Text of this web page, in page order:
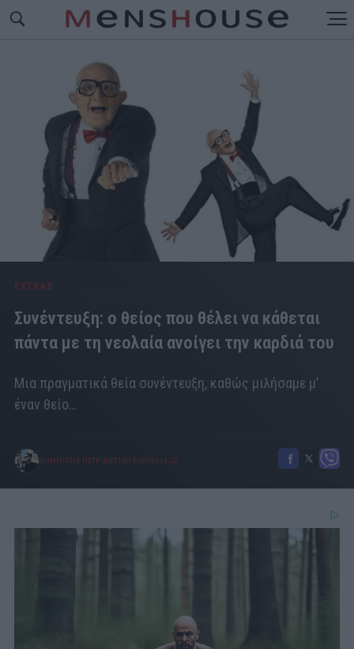
EXTRAS
Συνέντευξη: ο θείος που θέλει να κάθεται
πάντα με τη νεολαία ανοίγει την καρδιά του
Μια πραγματικά θεία συνέντευξη, καθώς μιλήσαμε μ’
έναν θείο…
ΔΗΜΗΤΡΗΣ ΠΕΤΡΙΔΗΣ 16/12/2016 14:22